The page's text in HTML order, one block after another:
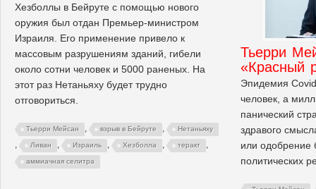
Хезболлы в Бейруте с помощью нового
оружия был отдан Премьер-министром
Израиля. Его применение привело к
массовым разрушениям зданий, гибели
около сотни человек и 5000 раненых. На
этот раз Нетаньяху будет трудно
отговориться.
Тьерри Мейсан , взрыв в Бейруте , Нетаньяху
, Ливан , Израиль , Хезболла , теракт ,
аммиачная селитра
Тьерри
«Красный
Эпидемия
человек, а
панический
здравого
или одобрение
политических